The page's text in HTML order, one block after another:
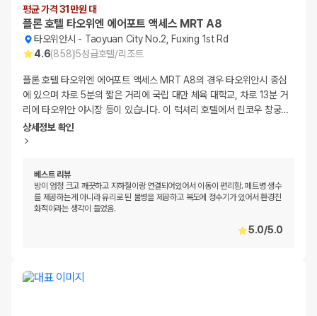
평균 가격 31만원 대
플론 호텔 타오위엔 에어포트 액세스 MRT A8
타오위안시 - Taoyuan City No.2, Fuxing 1st Rd
4.6(858)5성급호텔/리조트
플론 호텔 타오위엔 에어포트 액세스 MRT A8의 경우 타오위안시 중심
에 있으며 차로 5분의 짧은 거리에 국립 대만 체육 대학교, 차로 13분 거
리에 타오위안 야시장 등이 있습니다. 이 럭셔리 호텔에서 린코우 창궁…
상세정보 확인
베스트 리뷰
방이 엄청 크고 깨끗하고 지하철이랑 연결되어있어서 이동이 편리함. 페트병 생수
를 제공하는게 아니라 유리로 된 물병을 제공하고 복도에 정수기가 있어서 환경친
화적이라는 생각이 들었음.
5.0/5.0